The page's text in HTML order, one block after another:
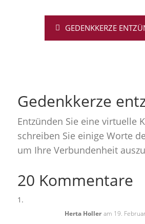
GEDENKKERZE
Gedenkkerze
Entzünden Sie eine virtuelle
schreiben Sie einige Worte
um Ihre Verbundenheit
20 Kommentare
Herta Holler am 19.